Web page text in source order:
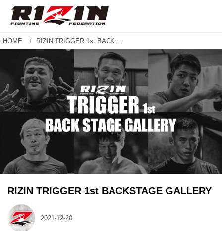
HOME RIZIN TRIGGER 1st BACKSTAGE GALLERY
RIZIN TRIGGER 1st BACKSTAGE GALLERY
2021-12-20